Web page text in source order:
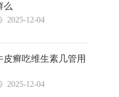
么
2025-12-04
皮癣吃维生素几管用
2025-12-04